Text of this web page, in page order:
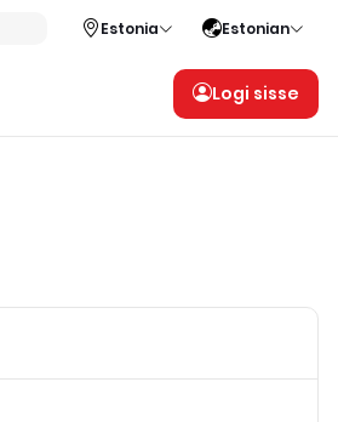
Estonia Estonian
Logi sisse